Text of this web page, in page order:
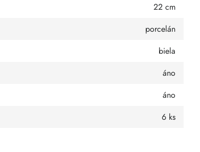
22 cm
porcelán
biela
áno
áno
6 ks